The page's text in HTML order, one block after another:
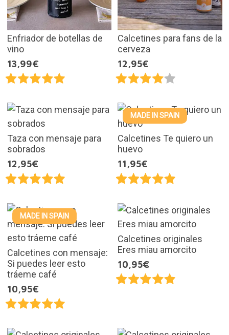
Enfriador de botellas de
vino
13,99€
Calcetines para fans de la
cerveza
12,95€
Taza con mensaje para
sobrados
12,95€
MADE IN SPAIN
Calcetines Te quiero un
huevo
11,95€
MADE IN SPAIN
Calcetines con mensaje:
Si puedes leer esto
tráeme café
10,95€
Calcetines originales
Eres miau amorcito
10,95€